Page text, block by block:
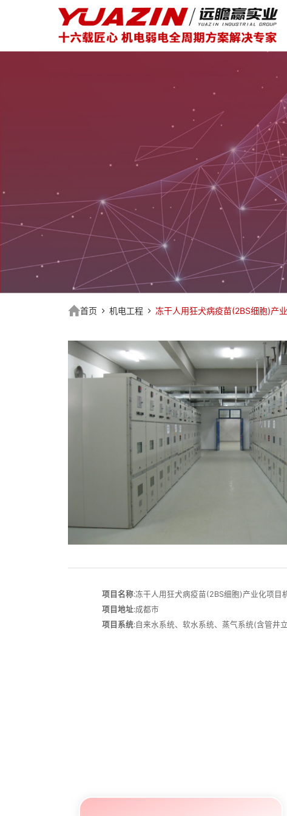
首页 机电工程 冻干人用狂犬病疫苗(2BS细胞)产
项目名称:冻干人用狂犬病疫苗(2BS细胞)产业化项目
项目地址:成都市
项目 系统:自来水系统、软水系统、蒸气系统(含管井